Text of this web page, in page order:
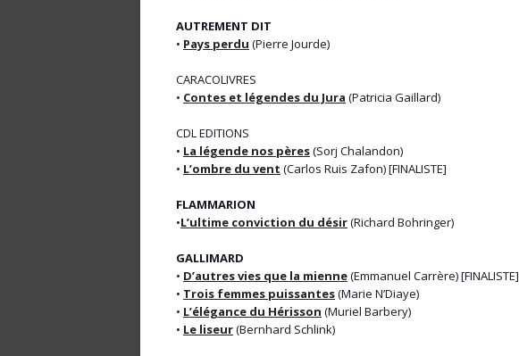
AUTREMENT DIT
• Pays perdu (Pierre Jourde)
CARACOLIVRES
• Contes et légendes du Jura (Patricia Gaillard)
CDL EDITIONS
• La légende nos pères(Sorj Chalandon)
• L’ombre du vent (Carlos Ruis Zafon) [FINALISTE]
FLAMMARION
•L’ultime conviction du désir(Richard Bohringer)
GALLIMARD
• D’autres vies que la mienne(Emmanuel Carrère) [FINALISTE]
• Trois femmes puissantes(Marie N’Diaye)
• L’élégance du Hérisson (Muriel Barbery)
• Le liseur(Bernhard Schlink)